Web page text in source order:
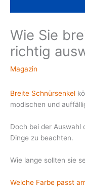
Wie Sie
richtig
Magazin
Breite Schnürsenkel
modischen und
Doch bei der Auswahl
Dinge zu beachten.
Wie lange sollten sie
Welche Farbe passt